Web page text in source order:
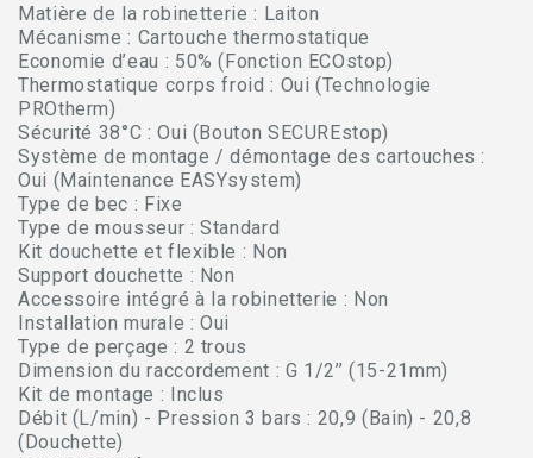
Matière de la robinetterie : Laiton
Mécanisme : Cartouche thermostatique
Economie d’eau : 50% (Fonction ECOstop)
Thermostatique corps froid : Oui (Technologie
PROtherm)
Sécurité 38°C : Oui (Bouton SECUREstop)
Système de montage / démontage des cartouches :
Oui (Maintenance EASYsystem)
Type de bec : Fixe
Type de mousseur : Standard
Kit douchette et flexible : Non
Support douchette : Non
Accessoire intégré à la robinetterie : Non
Installation murale : Oui
Type de perçage : 2 trous
Dimension du raccordement : G 1/2’’ (15-21mm)
Kit de montage : Inclus
Débit (L/min) - Pression 3 bars : 20,9 (Bain) - 20,8
(Douchette)